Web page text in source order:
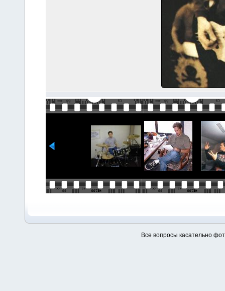
Все вопросы касательно